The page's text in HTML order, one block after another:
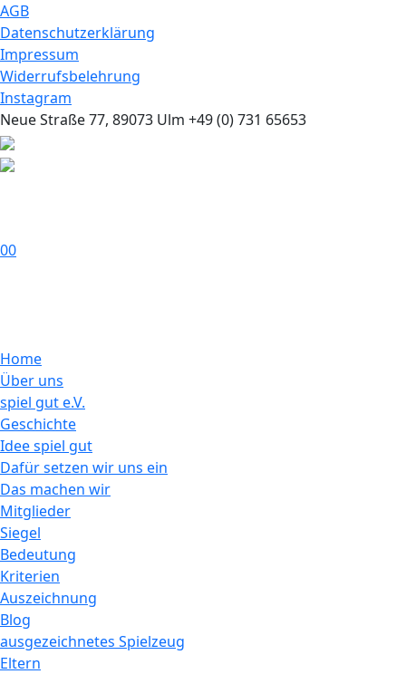
AGB
Datenschutzerklärung
Impressum
Widerrufsbelehrung
Instagram
Neue Straße 77, 89073 Ulm +49 (0) 731 65653
00
Home
Über uns
spiel gut e.V.
Geschichte
Idee spiel gut
Dafür setzen wir uns ein
Das machen wir
Mitglieder
Siegel
Bedeutung
Kriterien
Auszeichnung
Blog
ausgezeichnetes Spielzeug
Eltern